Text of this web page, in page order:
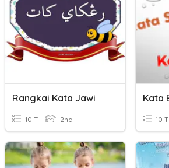
Rangkai Kata Jawi
10 T 2nd 10 T